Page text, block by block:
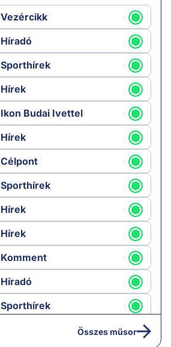
Vezércikk
Híradó
Sporthírek
Hírek
Ikon Budai Ivettel
Hírek
Célpont
Sporthírek
Hírek
Hírek
Komment
Híradó
Sporthírek
Összes műsor